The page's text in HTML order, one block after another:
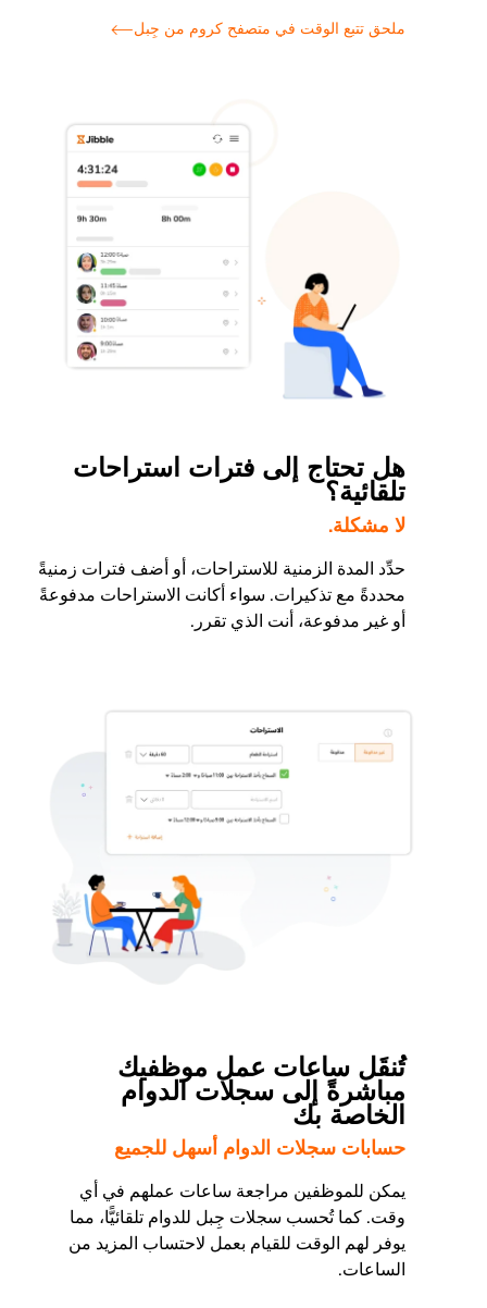
ملحق تتبع الوقت في متصفح كروم من جِبل
هل تحتاج إلى فترات استراحات
تلقائية؟
لا مشكلة.
حدِّد المدة الزمنية للاستراحات، أو أضف فترات زمنيةً
محددةً مع تذكيرات. سواء أكانت الاستراحات مدفوعةً
أو غير مدفوعة، أنت الذي تقرر.
تُنقَل ساعات عمل موظفيك
مباشرةً إلى سجلات الدوام
الخاصة بك
حسابات سجلات الدوام أسهل للجميع
يمكن للموظفين مراجعة ساعات عملهم في أي
وقت. كما تُحسب سجلات جِبل للدوام تلقائيًّا، مما
يوفر لهم الوقت للقيام بعمل لاحتساب المزيد من
الساعات.